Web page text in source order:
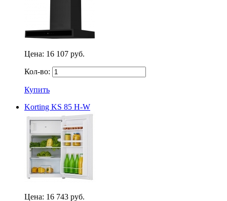
Цена: 16 107 руб.
Кол-во:
Купить
Korting KS 85 H-W
Цена: 16 743 руб.